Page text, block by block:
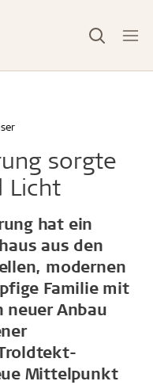
sorgte
Licht
hat ein
aus den
modernen
Familie mit
neuer Anbau
Mittelpunkt